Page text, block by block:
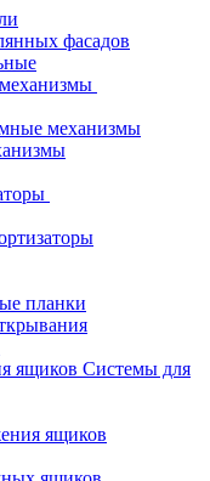
фасадов
механизмы
планки
Системы для
ящиков